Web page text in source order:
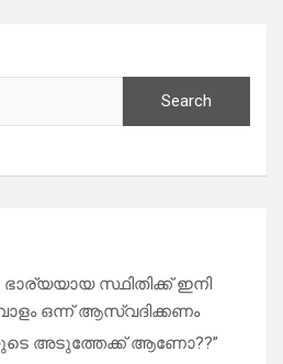
Search
സ്ഥിതിക്ക് ഇനി
ഒന്ന് ആസ്വദിക്കണം
അടുത്തേക്ക് ആണോ??”